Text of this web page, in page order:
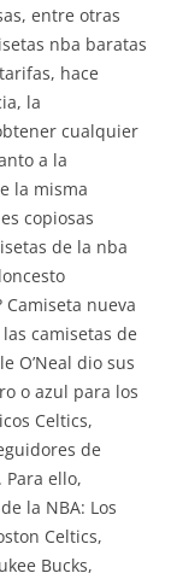
entre otras
nba baratas
hace
la
cualquier
a la
la misma
copiosas
de la nba
nueva
camisetas de
O’Neal dio sus
o azul para los
Celtics,
de
Para ello,
la NBA: Los
Celtics,
Bucks,